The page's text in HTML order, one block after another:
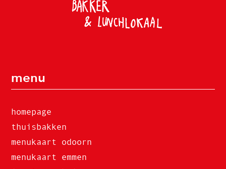
menu
homepage
thuisbakken
menukaart odoorn
menukaart emmen